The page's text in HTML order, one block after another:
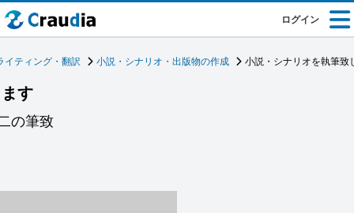
ログイン
イティング・翻訳 小説・シナリオ・出版物の作成 小説・シナリオを執筆致
す
の筆致